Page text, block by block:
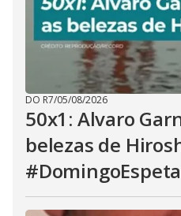
DO R7/05/08/2026
50x1: Alvaro
belezas de